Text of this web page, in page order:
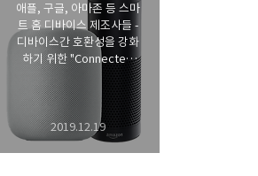
2019.12.19
애플, 구글, 아마존 등 스마
트 홈 디바이스 제조사들 -
디바이스간 호환성을 강화
하기 위한 "Connected
Home over IP" 프로젝트
결성